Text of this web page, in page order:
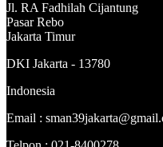
Jl. RA Fadhilah Cijantung
Pasar Rebo
Jakarta Timur
DKI Jakarta - 13780
Indonesia
Email :